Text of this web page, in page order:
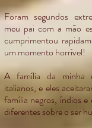
Foram segundos
meu pai com a mão
cumprimentou
um momento horrível!
A família da minha
italianos, e eles
família negros, índios e
diferentes sobre o ser